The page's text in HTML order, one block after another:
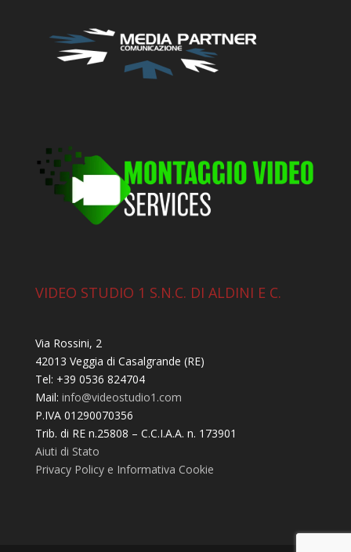
VIDEO STUDIO 1 S.N.C. DI ALDINI E C.
Via Rossini, 2
42013 Veggia di Casalgrande (RE)
Tel: +39 0536 824704
Mail: info@videostudio1.com
P.IVA 01290070356
Trib. di RE n.25808 – C.C.I.A.A. n. 173901
Aiuti di Stato
Privacy Policy e Informativa Cookie